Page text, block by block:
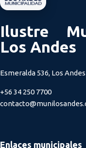
Ilustre
Los Andes
Esmeralda 536, Los Andes
+56 34 250 7700
Enlaces municipales